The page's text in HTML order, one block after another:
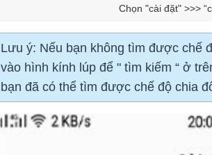
Chọn "cài đặt" >>>
Lưu ý: Nếu bạn không tìm được chế
vào hình kính lúp để " tìm kiếm “ ở
bạn đã có thể tìm được chế độ chia